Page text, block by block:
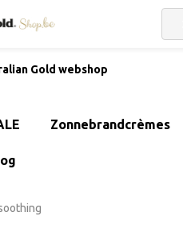
Gold webshop
Zonnebrandcrèmes